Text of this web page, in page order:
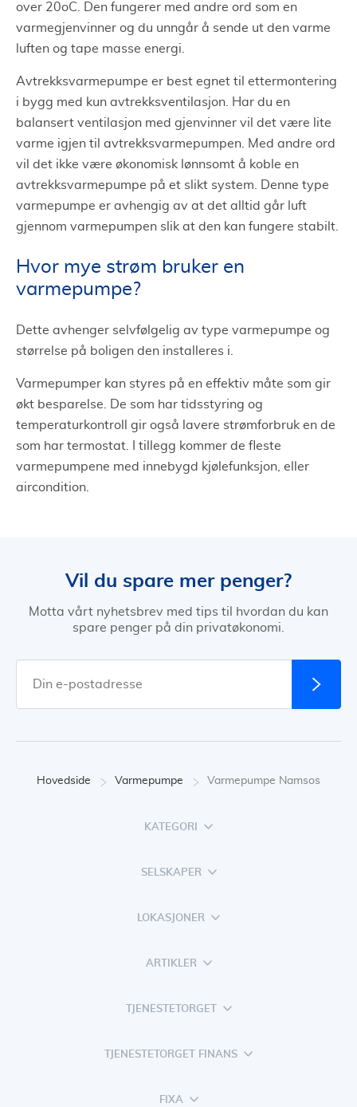
over 20oC. Den fungerer med andre ord som en
varmegjenvinner og du unngår å sende ut den varme
luften og tape masse energi.
Avtrekksvarmepumpe er best egnet til ettermontering
i bygg med kun avtrekksventilasjon. Har du en
balansert ventilasjon med gjenvinner vil det være lite
varme igjen til avtrekksvarmepumpen. Med andre ord
vil det ikke være økonomisk lønnsomt å koble en
avtrekksvarmepumpe på et slikt system. Denne type
varmepumpe er avhengig av at det alltid går luft
gjennom varmepumpen slik at den kan fungere stabilt.
Hvor mye strøm bruker en
varmepumpe?
Dette avhenger selvfølgelig av type varmepumpe og
størrelse på boligen den installeres i.
Varmepumper kan styres på en effektiv måte som gir
økt besparelse. De som har tidsstyring og
temperaturkontroll gir også lavere strømforbruk en de
som har termostat. I tillegg kommer de fleste
varmepumpene med innebygd kjølefunksjon, eller
aircondition.
Vil du spare mer penger?
Motta vårt nyhetsbrev med tips til hvordan du kan
spare penger på din privatøkonomi.
Hovedside Varmepumpe Varmepumpe Namsos
KATEGORI
SELSKAPER
LOKASJONER
ARTIKLER
TJENESTETORGET
TJENESTETORGET FINANS
FIXA